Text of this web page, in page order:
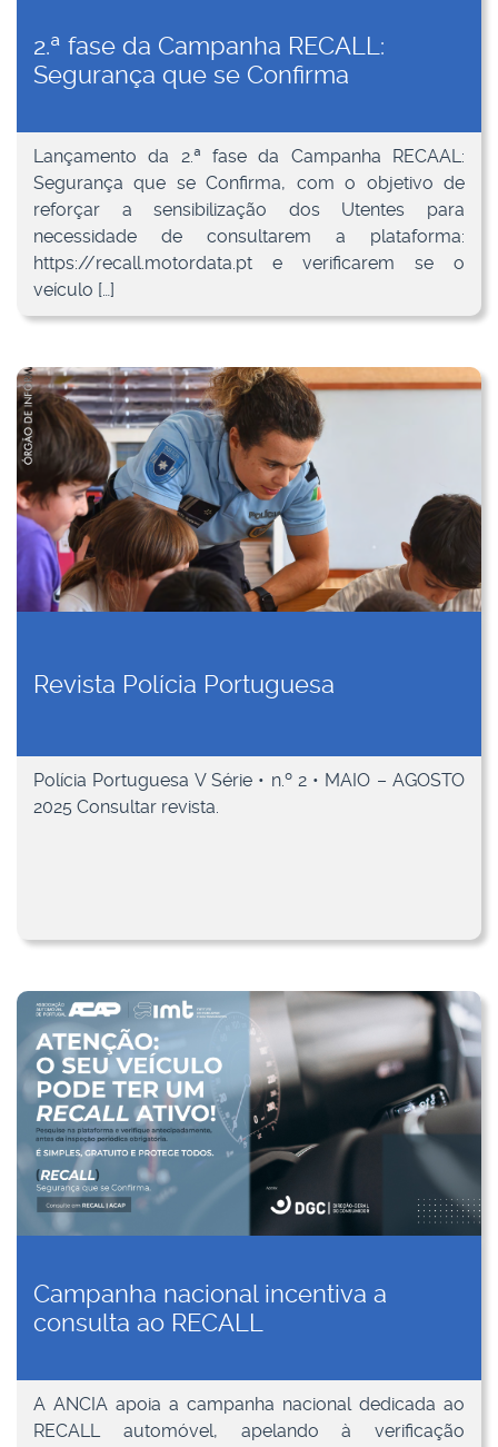
2.ª fase da Campanha RECALL:
Segurança que se Confirma
Lançamento da 2.ª fase da Campanha RECAAL:
Segurança que se Confirma, com o objetivo de
reforçar a sensibilização dos Utentes para
necessidade de consultarem a plataforma:
https://recall.motordata.pt e verificarem se o
veículo […]
Revista Polícia Portuguesa
Polícia Portuguesa V Série • n.º 2 • MAIO – AGOSTO
2025 Consultar revista.
Campanha nacional incentiva a
consulta ao RECALL
A ANCIA apoia a campanha nacional dedicada ao
RECALL automóvel, apelando à verificação